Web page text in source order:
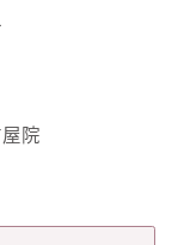
院